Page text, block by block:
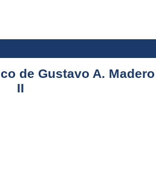
de Gustavo A. Madero
II